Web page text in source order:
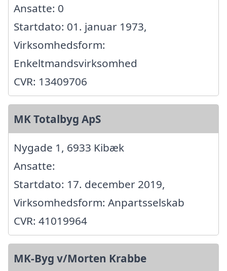
Ansatte: 0
Startdato: 01. januar 1973,
Virksomhedsform:
Enkeltmandsvirksomhed
CVR: 13409706
MK Totalbyg ApS
Nygade 1, 6933 Kibæk
Ansatte:
Startdato: 17. december 2019,
Virksomhedsform: Anpartsselskab
CVR: 41019964
MK-Byg v/Morten Krabbe